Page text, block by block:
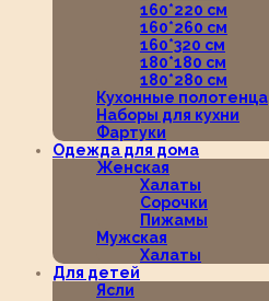
160*220 см
160*260 см
160*320 см
180*180 см
180*280 см
Кухонные полотенца
Наборы для кухни
Фартуки
Одежда для дома
Женская
Халаты
Сорочки
Пижамы
Мужская
Халаты
Для детей
Ясли